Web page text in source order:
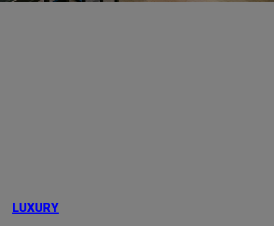
LUXURY